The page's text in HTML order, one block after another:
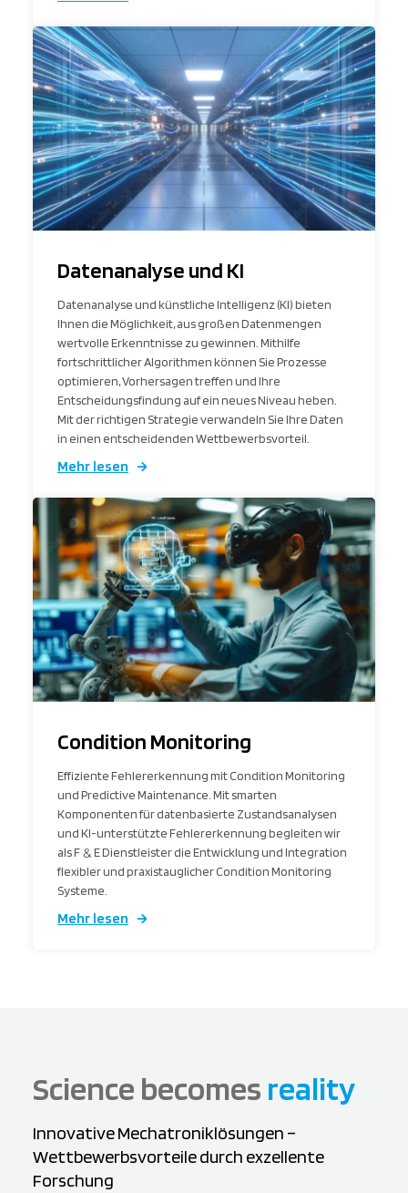
Datenanalyse und KI
Datenanalyse und künstliche Intelligenz (KI) bieten
Ihnen die Möglichkeit, aus großen Datenmengen
wertvolle Erkenntnisse zu gewinnen. Mithilfe
fortschrittlicher Algorithmen können Sie Prozesse
optimieren, Vorhersagen treffen und Ihre
Entscheidungsfindung auf ein neues Niveau heben.
Mit der richtigen Strategie verwandeln Sie Ihre Daten
in einen entscheidenden Wettbewerbsvorteil.
Mehr lesen
Condition Monitoring
Effiziente Fehlererkennung mit Condition Monitoring
und Predictive Maintenance. Mit smarten
Komponenten für datenbasierte Zustandsanalysen
und KI-unterstützte Fehlererkennung begleiten wir
als F&E Dienstleister die Entwicklung und Integration
flexibler und praxistauglicher Condition Monitoring
Systeme.
Mehr lesen
Science becomes reality
Innovative Mechatroniklösungen –
Wettbewerbsvorteile durch exzellente
Forschung